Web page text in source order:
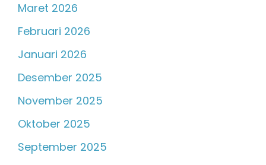
Maret 2026
Februari 2026
Januari 2026
Desember 2025
November 2025
Oktober 2025
September 2025